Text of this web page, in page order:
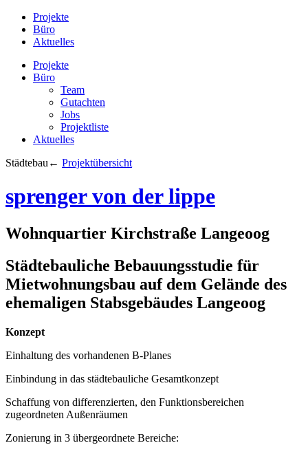
Projekte
Büro
Aktuelles
Projekte
Büro
Team
Gutachten
Jobs
Projektliste
Aktuelles
Städtebau ← Projektübersicht
sprenger von der lippe
Wohnquartier Kirchstraße Langeoog
Städtebauliche Bebauungsstudie für
Mietwohnungsbau auf dem Gelände des
ehemaligen Stabsgebäudes Langeoog
Konzept
Einhaltung des vorhandenen B-Planes
Einbindung in das städtebauliche Gesamtkonzept
Schaffung von differenzierten, den Funktionsbereichen
zugeordneten Außenräumen
Zonierung in 3 übergeordnete Bereiche: